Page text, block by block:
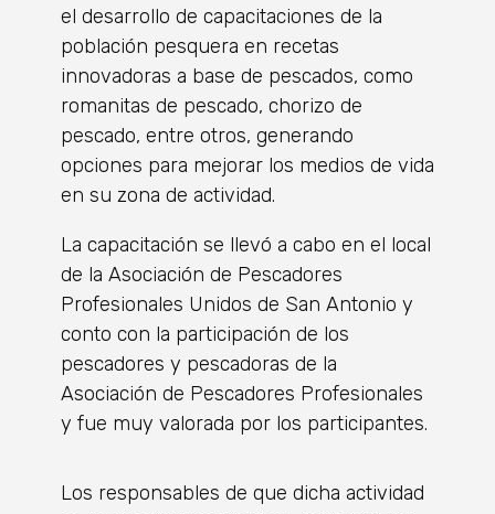
el desarrollo de capacitaciones de la
población pesquera en recetas
innovadoras a base de pescados, como
romanitas de pescado, chorizo de
pescado, entre otros, generando
opciones para mejorar los medios de vida
en su zona de actividad.
La capacitación se llevó a cabo en el local
de la Asociación de Pescadores
Profesionales Unidos de San Antonio y
conto con la participación de los
pescadores y pescadoras de la
Asociación de Pescadores Profesionales
y fue muy valorada por los participantes.
Los responsables de que dicha actividad